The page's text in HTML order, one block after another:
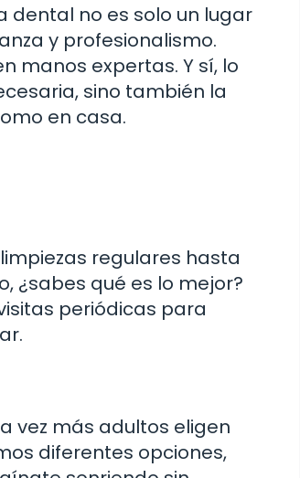
dental no es solo un lugar
y profesionalismo.
manos expertas. Y sí, lo
sino también la
en casa.
regulares hasta
¿sabes qué es lo mejor?
periódicas para
vez más adultos eligen
diferentes opciones,